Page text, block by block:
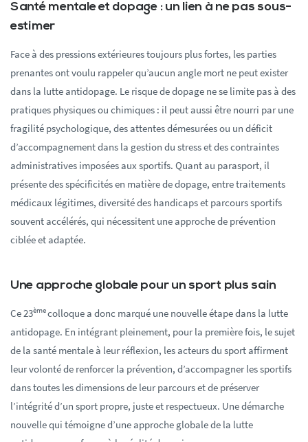
Santé mentale et dopage : un lien à ne pas sous-
estimer
Face à des pressions extérieures toujours plus fortes, les parties
prenantes ont voulu rappeler qu’aucun angle mort ne peut exister
dans la lutte antidopage. Le risque de dopage ne se limite pas à des
pratiques physiques ou chimiques : il peut aussi être nourri par une
fragilité psychologique, des attentes démesurées ou un déficit
d’accompagnement dans la gestion du stress et des contraintes
administratives imposées aux sportifs. Quant au parasport, il
présente des spécificités en matière de dopage, entre traitements
médicaux légitimes, diversité des handicaps et parcours sportifs
souvent accélérés, qui nécessitent une approche de prévention
ciblée et adaptée.
Une approche globale pour un sport plus sain
Ce 23èmecolloque a donc marqué une nouvelle étape dans la lutte
antidopage. En intégrant pleinement, pour la première fois, le sujet
de la santé mentale à leur réflexion, les acteurs du sport affirment
leur volonté de renforcer la prévention, d’accompagner les sportifs
dans toutes les dimensions de leur parcours et de préserver
l’intégrité d’un sport propre, juste et respectueux. Une démarche
nouvelle qui témoigne d’une approche globale de la lutte